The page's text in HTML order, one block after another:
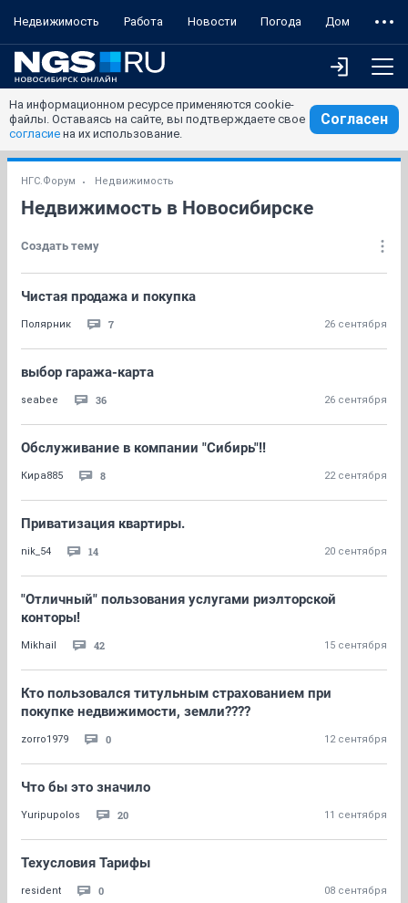
Недвижимость Работа Новости Погода Дом
На информационном ресурсе применяются cookie-
файлы. Оставаясь на сайте, вы подтверждаете свое
согласие на их использование.
Согласен
НГС.Форум Недвижимость
Недвижимость в Новосибирске
Создать тему
Чистая продажа и покупка
Полярник 7 26 сентября
выбор гаража-карта
seabee 36 26 сентября
Обслуживание в компании "Сибирь"!!
Кира885 8 22 сентября
Приватизация квартиры.
nik_54 14 20 сентября
"Отличный" пользования услугами риэлторской
конторы!
Mikhail 42 15 сентября
Кто пользовался титульным страхованием при
покупке недвижимости, земли????
zorro1979 0 12 сентября
Что бы это значило
Yuripupolos 20 11 сентября
Техусловия Тарифы
resident 0 08 сентября